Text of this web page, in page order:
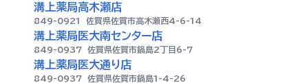
溝上薬局高木瀬店
849-0921 佐賀県佐賀市高木瀬西4-6-14
溝上薬局医大南センター店
849-0937 佐賀県佐賀市鍋島2丁目6-7
溝上薬局医大通り店
849-0937 佐賀県佐賀市鍋島1-4-26